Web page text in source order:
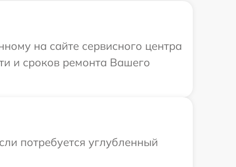
на сайте сервисного центра
и сроков ремонта Вашего
потребуется углубленный